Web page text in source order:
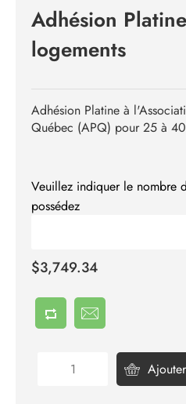
Adhésion
logements
Adhésion Platine à
Québec (APQ) pour 25 à
Veuillez indiquer le nombre
possédez
$3,749.34